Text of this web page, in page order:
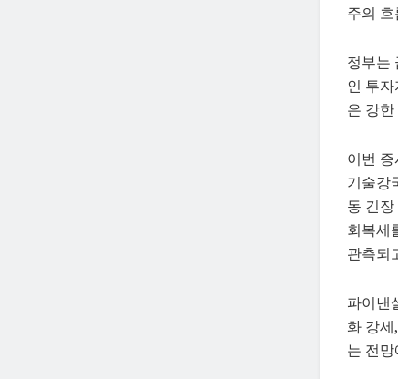
주의
정부는
인 투
은 강
이번
기술강
동 긴
회복세
관측되
파이낸
화 강
는 전